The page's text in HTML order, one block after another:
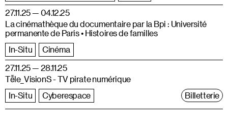
27.11.25 — 04.12.25
In-Situ Cinéma
La cinémathèque du documentaire par la Bpi : Université
permanente de Paris • Histoires de familles
27.11.25 — 28.11.25
In-Situ Cyberespace Billetterie
Tễle_VisionS - TV pirate numérique